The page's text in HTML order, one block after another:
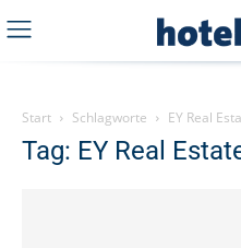
Start Schlagworte EY Real
Tag: EY Real